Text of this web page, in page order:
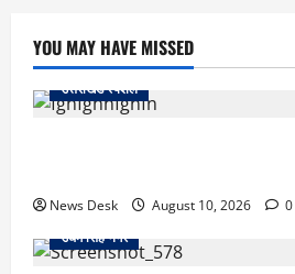
YOU MAY HAVE MISSED
उत्तराखंड स्पेशल
News Desk August 10, 2026
0
उधम सिंह नगर